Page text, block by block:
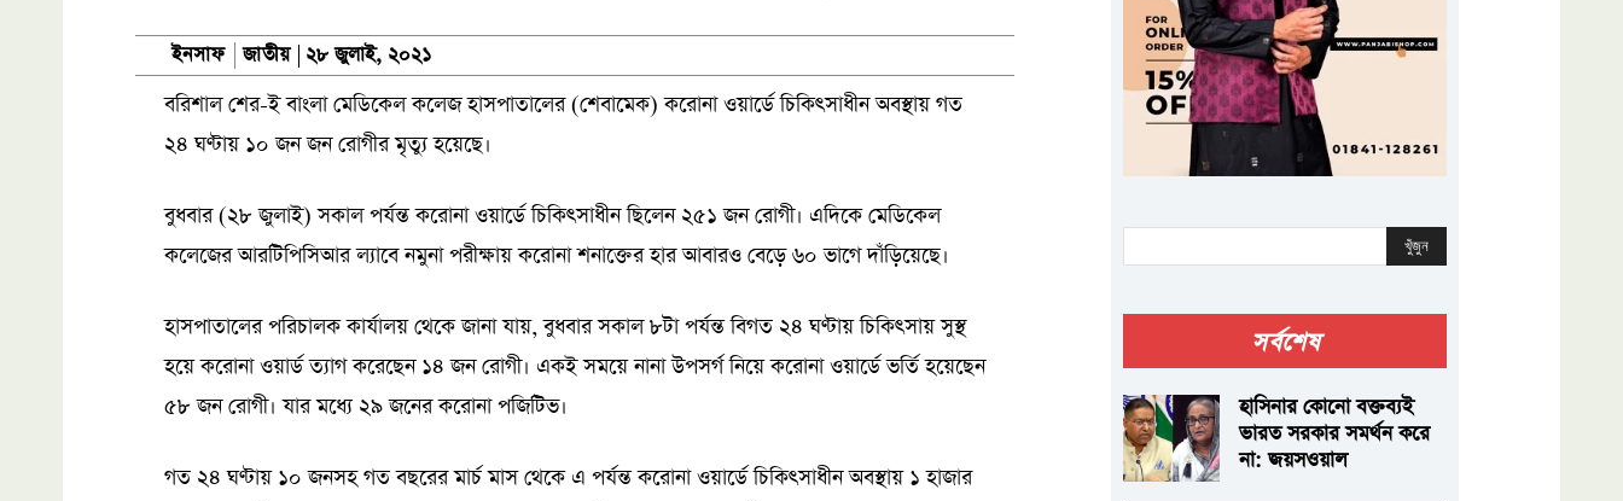
ইনসাফ জাতীয় ২৮ জুলাই, ২০২১
বরিশাল শের-ই বাংলা মেডিকেল কলেজ হাসপাতালের (শেবামেক) করোনা ওয়ার্ডে চিকিৎসাধীন অবস্থায় গত
২৪ ঘণ্টায় ১০ জন জন রোগীর মৃত্যু হয়েছে।
বুধবার (২৮ জুলাই) সকাল পর্যন্ত করোনা ওয়ার্ডে চিকিৎসাধীন ছিলেন ২৫১ জন রোগী। এদিকে মেডিকেল
কলেজের আরটিপিসিআর ল্যাবে নমুনা পরীক্ষায় করোনা শনাক্তের হার আবারও বেড়ে ৬০ ভাগে দাঁড়িয়েছে।
হাসপাতালের পরিচালক কার্যালয় থেকে জানা যায়, বুধবার সকাল ৮টা পর্যন্ত বিগত ২৪ ঘণ্টায় চিকিৎসায় সুস্থ
হয়ে করোনা ওয়ার্ড ত্যাগ করেছেন ১৪ জন রোগী। একই সময়ে নানা উপসর্গ নিয়ে করোনা ওয়ার্ডে ভর্তি হয়েছেন
৫৮ জন রোগী। যার মধ্যে ২৯ জনের করোনা পজিটিভ।
গত ২৪ ঘণ্টায় ১০ জনসহ গত বছরের মার্চ মাস থেকে এ পর্যন্ত করোনা ওয়ার্ডে চিকিৎসাধীন অবস্থায় ১ হাজার
খুঁজুন
সর্বশেষ
হাসিনার কোনো বক্তব্যই
ভারত সরকার সমর্থন করে
না: জয়সওয়াল